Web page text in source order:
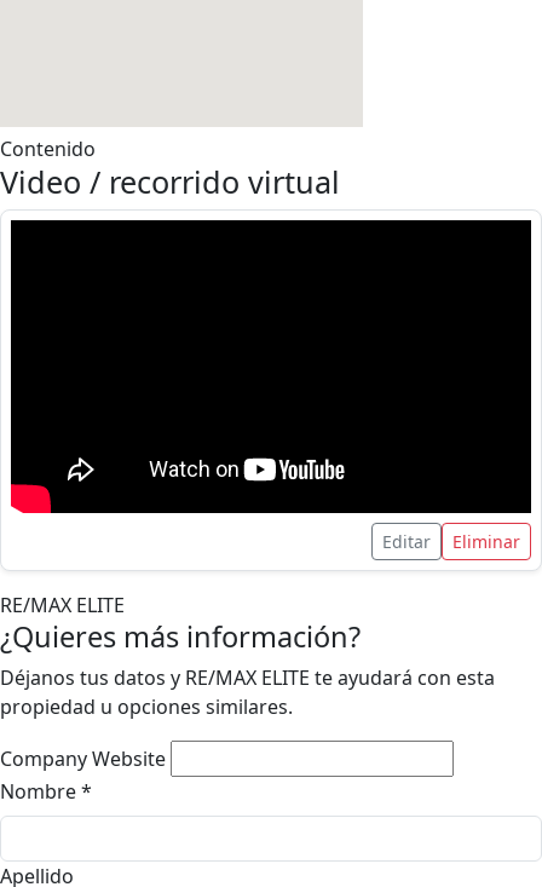
Contenido
Video / recorrido virtual
Editar Eliminar
RE/MAX ELITE
¿Quieres más información?
Déjanos tus datos y RE/MAX ELITE te ayudará con esta
propiedad u opciones similares.
Company Website
Nombre*
Apellido